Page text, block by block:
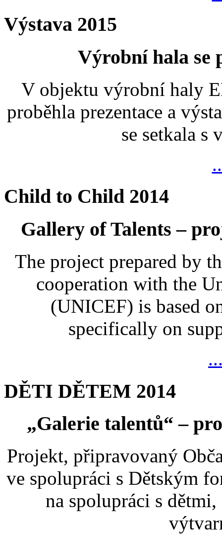
Výstava 2015
Výrobní hala
V objektu výrobní haly
proběhla prezentace a
se setkala s
Child to Child 2014
Gallery of Talents –
The project prepared by
cooperation with the
(UNICEF) is based
specifically on
DĚTI DĚTEM 2014
„Galerie talentů“ –
Projekt, připravovaný
ve spolupráci s Dětským
na spolupráci s